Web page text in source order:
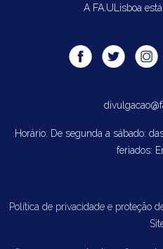
A FA.ULisboa
Horário: De segunda a sábado:
feriados:
Política de privacidade e proteção